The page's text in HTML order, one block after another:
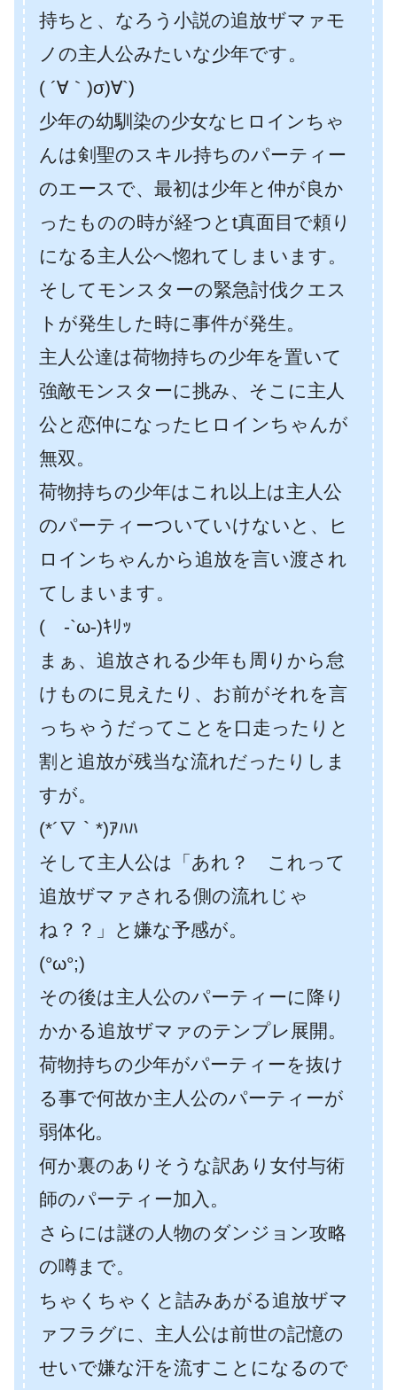
持ちと、なろう小説の追放ザマァモ
ノの主人公みたいな少年です。
( ´∀｀)σ)∀`)
少年の幼馴染の少女なヒロインちゃ
んは剣聖のスキル持ちのパーティー
のエースで、最初は少年と仲が良か
ったものの時が経つとt真面目で頼り
になる主人公へ惚れてしまいます。
そしてモンスターの緊急討伐クエス
トが発生した時に事件が発生。
主人公達は荷物持ちの少年を置いて
強敵モンスターに挑み、そこに主人
公と恋仲になったヒロインちゃんが
無双。
荷物持ちの少年はこれ以上は主人公
のパーティーついていけないと、ヒ
ロインちゃんから追放を言い渡され
てしまいます。
( -`ω-)ｷﾘｯ
まぁ、追放される少年も周りから怠
けものに見えたり、お前がそれを言
っちゃうだってことを口走ったりと
割と追放が残当な流れだったりしま
すが。
(*´∇｀*)ｱﾊﾊ
そして主人公は「あれ？ これって
追放ザマァされる側の流れじゃ
ね？？」と嫌な予感が。
(°ω°;)
その後は主人公のパーティーに降り
かかる追放ザマァのテンプレ展開。
荷物持ちの少年がパーティーを抜け
る事で何故か主人公のパーティーが
弱体化。
何か裏のありそうな訳あり女付与術
師のパーティー加入。
さらには謎の人物のダンジョン攻略
の噂まで。
ちゃくちゃくと詰みあがる追放ザマ
ァフラグに、主人公は前世の記憶の
せいで嫌な汗を流すことになるので